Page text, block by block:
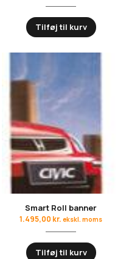
Tilføj til kurv
Smart Roll banner
1.495,00 kr. ekskl. moms
Tilføj til kurv